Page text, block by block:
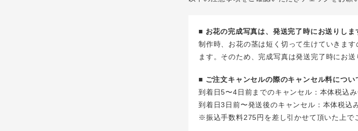
■ お花の完成写真は、発送完了時にお送りしま
制作時、お花の茎は短く切って生けていきま
ます。そのため、完成写真は発送完了時にお送
■ ご注文キャンセルの際のキャンセル料につい
到着日5〜4日前までのキャンセル：本体税込
到着日3日前〜発送後のキャンセル：本体税込
※振込手数料275円を差し引かせて頂いた上で